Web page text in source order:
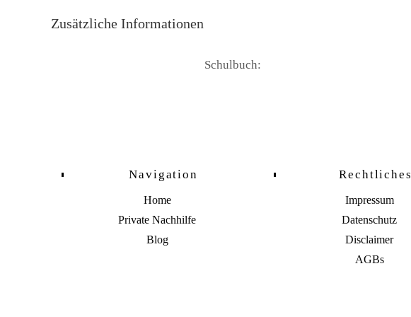
Zusätzliche Informationen
Schulbuch:
Navigation
Home
Private Nachhilfe
Blog
Rechtliches
Impressum
Datenschutz
Disclaimer
AGBs